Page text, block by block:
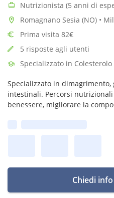
Nutrizionista (5 anni di
Romagnano Sesia (NO) •
Prima visita 82€
5 risposte agli utenti
Specializzato in
Specializzato in
intestinali. Percorsi
benessere, migliorare la
Chiedi